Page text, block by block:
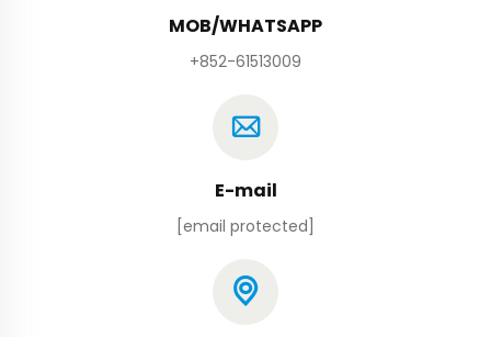
MOB/WHATSAPP
+852-61513009
E-mail
[email protected]